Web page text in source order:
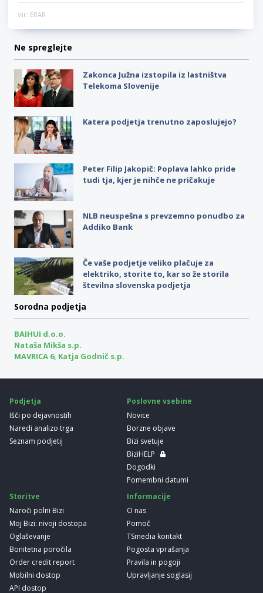
Vir: ERAR
Ne spreglejte
Zakonca Južna izstopila iz lastništva
Telekoma Slovenije
Katera podjetja trenutno zaposlujejo?
Peter Filip Jakopič: Poplava lahko pride
tudi tja, kjer je nihče ne pričakuje
NLB neuspešna s prevzemno ponudbo za
Addiko Bank
Če vaše podjetje veliko plačuje za
elektriko, storite to, kar so že storila
številna slovenska podjetja
Sorodna podjetja
BAIHUI d.o.o.
Nataša Mikša s.p.
MAVRICA 6, Katja Godnič s.p.
Podjetja
Išči po dejavnostih
Naredi analizo trga
Seznam podjetij
Poslovne vsebine
Novice
Borzne objave
Bizi svetuje
BiziHELP
Dogodki
Pomembni datumi
Storitve
Naroči polni Bizi
Moj Bizi: nivoji dostopa
Oglaševanje
Bonitetna poročila
Order credit report
Mobilni dostop
API dostop
Informacije
O nas
Pomoč
TSmedia kontakt
Pogosta vprašanja
Pravila in pogoji
Upravljanje soglasij